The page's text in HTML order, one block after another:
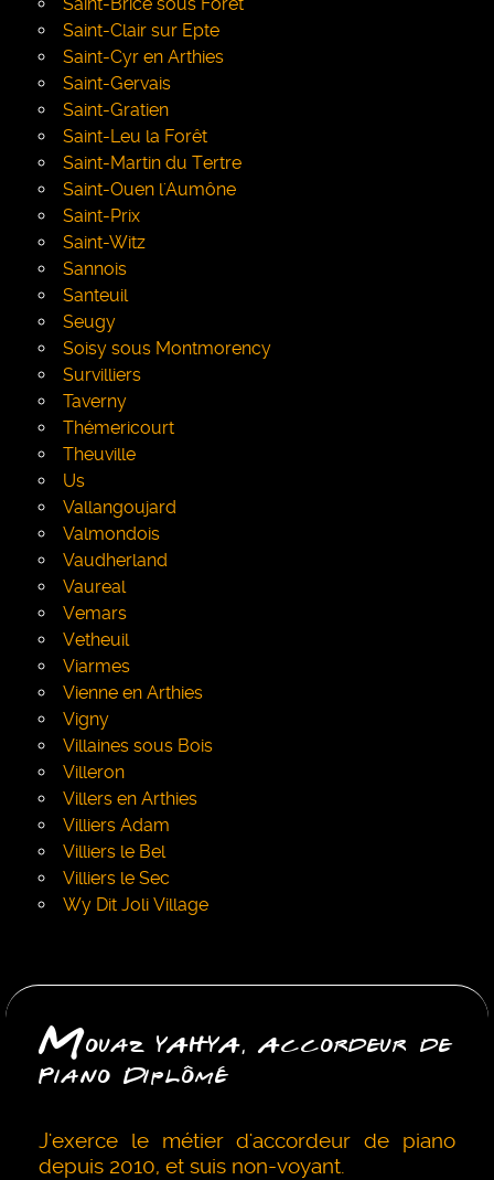
Saint-Clair sur Epte
Saint-Cyr en Arthies
Saint-Gervais
Saint-Gratien
Saint-Leu la Forêt
Saint-Martin du Tertre
Saint-Ouen l'Aumône
Saint-Prix
Saint-Witz
Sannois
Santeuil
Seugy
Soisy sous Montmorency
Survilliers
Taverny
Thémericourt
Theuville
Us
Vallangoujard
Valmondois
Vaudherland
Vaureal
Vemars
Vetheuil
Viarmes
Vienne en Arthies
Vigny
Villaines sous Bois
Villeron
Villers en Arthies
Villiers Adam
Villiers le Bel
Villiers le Sec
Wy Dit Joli Village
Mouaz YAHYA, Accordeur de
Piano Diplômé
J'exerce le métier d'accordeur de piano
depuis 2010, et suis non-voyant.